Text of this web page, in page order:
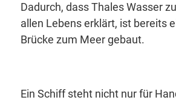
Dadurch, dass Thales Wasser
allen Lebens erklärt, ist bereits
Brücke zum Meer gebaut.
Ein Schiff steht nicht nur für